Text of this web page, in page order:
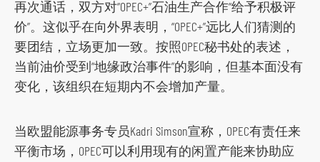
再次通话，双方对“OPEC+”石油生产合作“给予积极评
价”。这似乎在向外界表明，“OPEC+”远比人们猜测的
要团结，立场更加一致。按照OPEC秘书处的表述，
当前油价受到“地缘政治事件”的影响，但基本面没有
变化，该组织在短期内不会增加产量。
当欧盟能源事务专员Kadri Simson宣称，OPEC有责任来
平衡市场，OPEC可以利用现有的闲置产能来协助应